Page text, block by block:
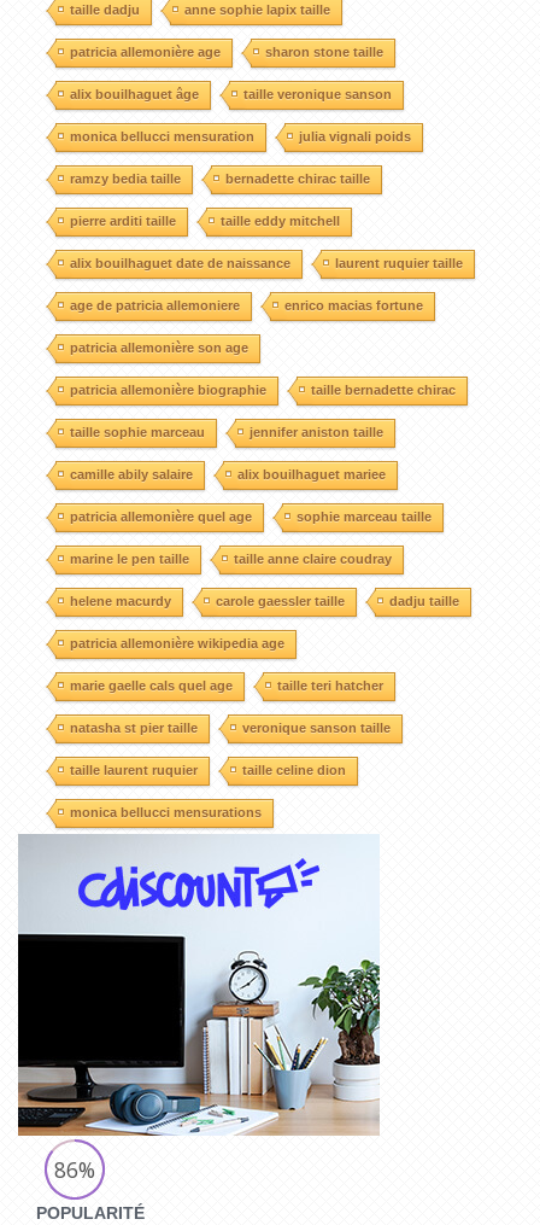
taille dadju anne sophie lapix taille
patricia allemonière age sharon stone taille
alix bouilhaguet âge taille veronique sanson
monica bellucci mensuration julia vignali poids
ramzy bedia taille bernadette chirac taille
pierre arditi taille taille eddy mitchell
alix bouilhaguet date de naissance laurent ruquier taille
age de patricia allemoniere enrico macias fortune
patricia allemonière son age
patricia allemonière biographie taille bernadette chirac
taille sophie marceau jennifer aniston taille
camille abily salaire alix bouilhaguet mariee
patricia allemonière quel age sophie marceau taille
marine le pen taille taille anne claire coudray
helene macurdy carole gaessler taille dadju taille
patricia allemonière wikipedia age
marie gaelle cals quel age taille teri hatcher
natasha st pier taille veronique sanson taille
taille laurent ruquier taille celine dion
monica bellucci mensurations
86%
POPULARITÉ